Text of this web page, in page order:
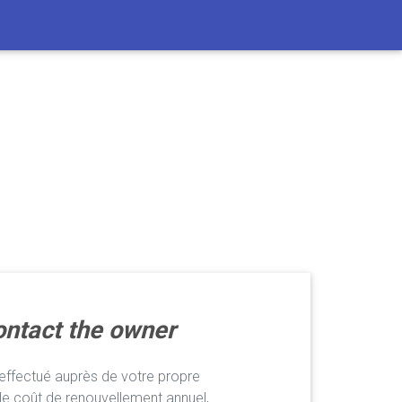
the owner
auprès de votre propre
coût de renouvellement annuel,